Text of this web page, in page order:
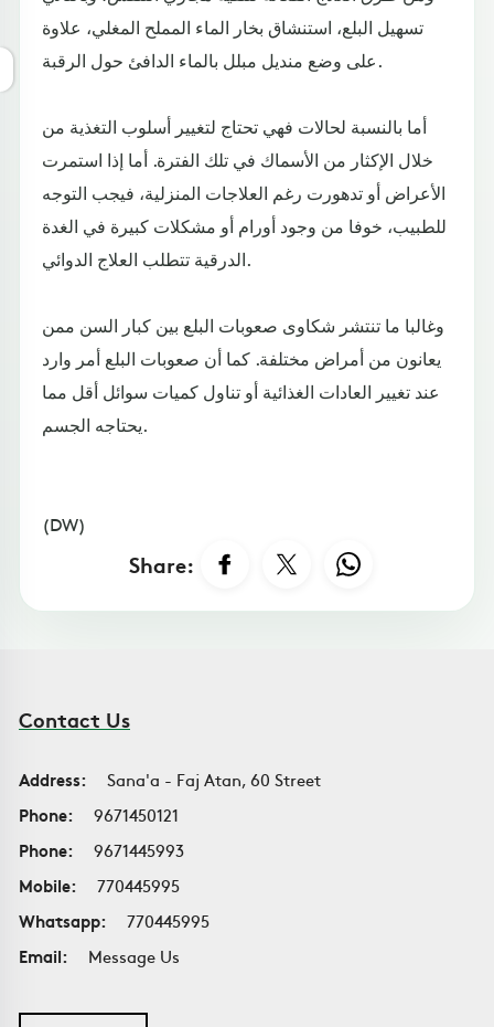
تسهيل البلع، استنشاق بخار الماء المملح المغلي، علاوة
على وضع منديل مبلل بالماء الدافئ حول الرقبة.
أما بالنسبة لحالات فهي تحتاج لتغيير أسلوب التغذية من
خلال الإكثار من الأسماك في تلك الفترة. أما إذا استمرت
الأعراض أو تدهورت رغم العلاجات المنزلية، فيجب التوجه
للطبيب، خوفا من وجود أورام أو مشكلات كبيرة في الغدة
الدرقية تتطلب العلاج الدوائي.
وغالبا ما تنتشر شكاوى صعوبات البلع بين كبار السن ممن
يعانون من أمراض مختلفة. كما أن صعوبات البلع أمر وارد
عند تغيير العادات الغذائية أو تناول كميات سوائل أقل مما
يحتاجه الجسم.
(DW)
Share:
Contact Us
Address:
Sana'a - Faj Atan, 60 Street
Phone:
9671450121
Phone:
9671445993
Mobile:
770445995
Whatsapp:
770445995
Email:
Message Us